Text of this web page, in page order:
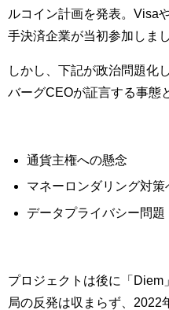
ルコイン計画を発表。Visa
手決済企業が当初参加しまし
しかし、下記が政治問題化
バーグCEOが証言する事態
通貨主権への懸念
マネーロンダリング対策
データプライバシー問題
プロジェクトは後に「Diem
局の反発は収まらず、2022